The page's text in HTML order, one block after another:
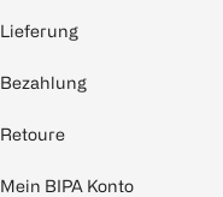
Lieferung
Bezahlung
Retoure
Mein BIPA Konto